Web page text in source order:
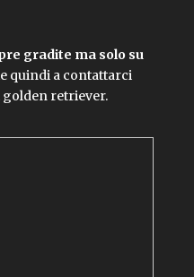
gradite ma solo su
quindi a contattarci
golden retriever.